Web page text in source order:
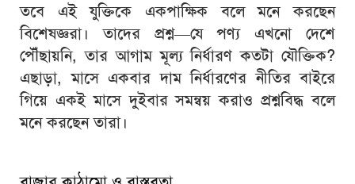
তবে এই যুক্তিকে একপাক্ষিক বলে মনে করছেন
বিশেষজ্ঞরা। তাদের প্রশ্ন—যে পণ্য এখনো দেশে
পৌঁছায়নি, তার আগাম মূল্য নির্ধারণ কতটা যৌক্তিক?
এছাড়া, মাসে একবার দাম নির্ধারণের নীতির বাইরে
গিয়ে একই মাসে দুইবার সমন্বয় করাও প্রশ্নবিদ্ধ বলে
মনে করছেন তারা।